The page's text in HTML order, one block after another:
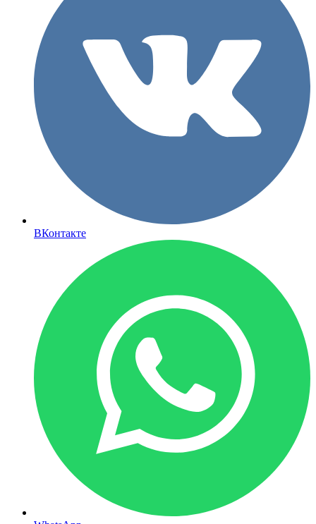
ВКонтакте